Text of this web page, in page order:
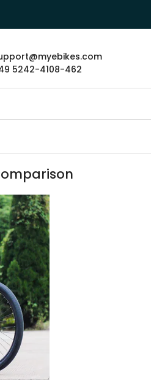
5242-4108-462